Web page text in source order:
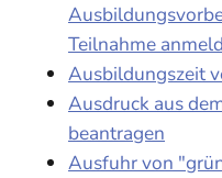
Teilnahme
Ausbildungszeit
Ausdruck aus
beantragen
Ausfuhr von